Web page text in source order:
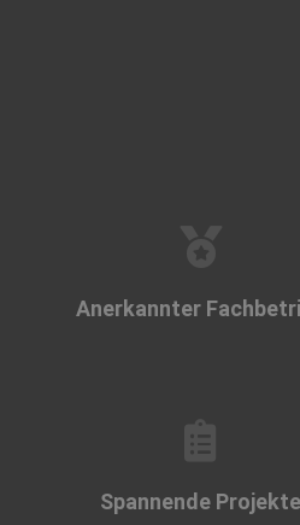
Anerkannter
Spannende Projekte​